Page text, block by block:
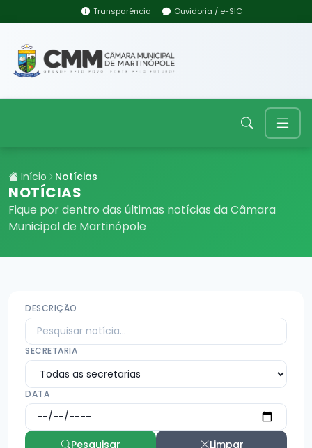
Transparência Ouvidoria / e-SIC
Início Notícias
NOTÍCIAS
Fique por dentro das últimas notícias da Câmara
Municipal de Martinópole
DESCRIÇÃO
SECRETARIA
DATA
Pesquisar Limpar